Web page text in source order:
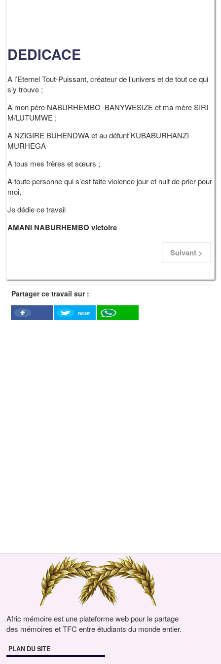
DEDICACE
A l’Eternel Tout-Puissant, créateur de l’univers et de tout ce qui
s’y trouve ;
A mon père NABURHEMBO BANYWESIZE et ma mère SIRI
M/LUTUMWE ;
A NZIGIRE BUHENDWA et au défunt KUBABURHANZI
MURHEGA
A tous mes frères et sœurs ;
A toute personne qui s’est faite violence jour et nuit de prier pour
moi,
Je dédie ce travail
AMANI NABURHEMBO victoire
Suivant >
Partager ce travail sur :
Facebook
Twitter
Afric mémoire est une plateforme web pour le partage
des mémoires et TFC entre étudiants du monde entier.
PLAN DU SITE